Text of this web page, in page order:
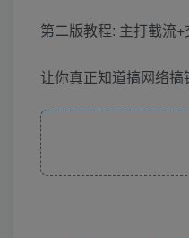
第二版教程: 主打截流+
让你真正知道搞网络搞